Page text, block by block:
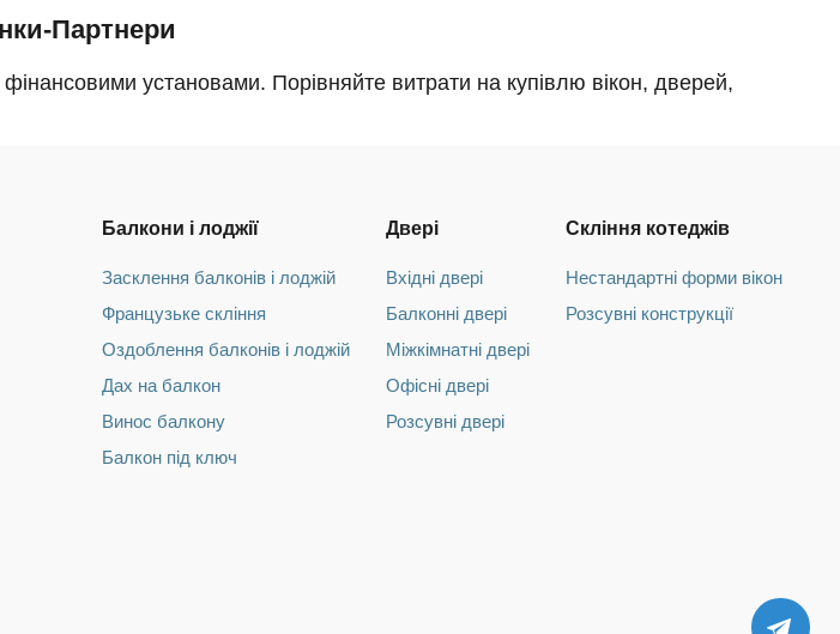
Партнери
установами. Порівняйте витрати на купівлю вікон, дверей,
Балкони і лоджії
Засклення балконів і лоджій
Французьке скління
Оздоблення балконів і лоджій
Дах на балкон
Винос балкону
Балкон під ключ
Двері
Вхідні двері
Балконні двері
Міжкімнатні двері
Офісні двері
Розсувні двері
Скління котеджів
Нестандартні форми вікон
Розсувні конструкції